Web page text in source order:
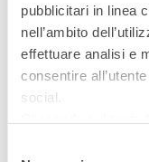
pubblicitari in linea
nell’ambito
effettuare analisi e
consentire
social.